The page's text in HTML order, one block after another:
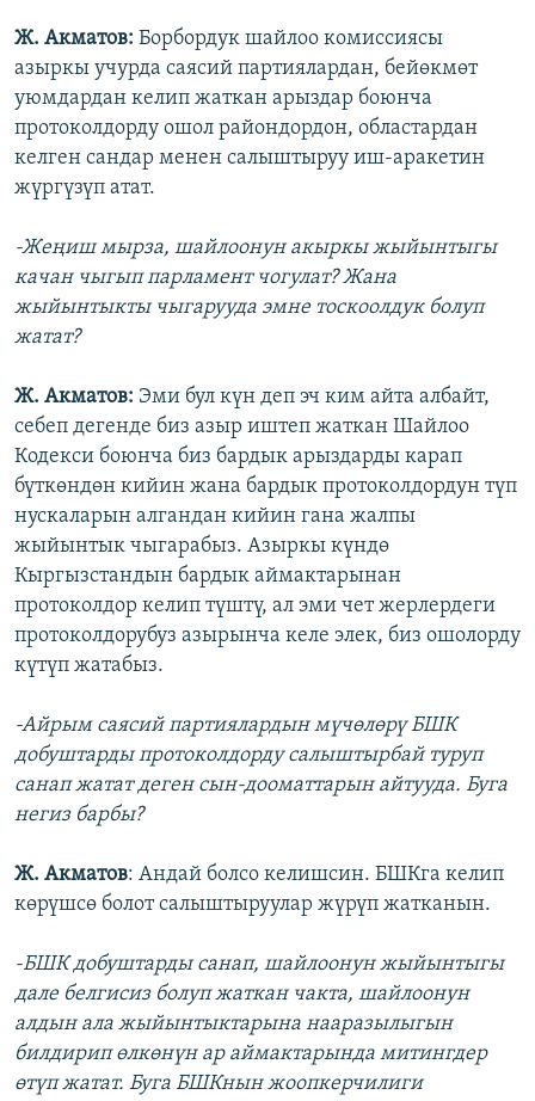
Ж. Акматов: Борбордук шайлоо комиссиясы
азыркы учурда саясий партиялардан, бейөкмөт
уюмдардан келип жаткан арыздар боюнча
протоколдорду ошол райондордон, областардан
келген сандар менен салыштыруу иш-аракетин
жүргүзүп атат.
-Жеңиш мырза, шайлоонун акыркы жыйынтыгы
качан чыгып парламент чогулат? Жана
жыйынтыкты чыгарууда эмне тоскоолдук болуп
жатат?
Ж. Акматов: Эми бул күн деп эч ким айта албайт,
себеп дегенде биз азыр иштеп жаткан Шайлоо
Кодекси боюнча биз бардык арыздарды карап
бүткөндөн кийин жана бардык протоколдордун түп
нускаларын алгандан кийин гана жалпы
жыйынтык чыгарабыз. Азыркы күндө
Кыргызстандын бардык аймактарынан
протоколдор келип түштү, ал эми чет жерлердеги
протоколдорубуз азырынча келе элек, биз ошолорду
күтүп жатабыз.
-Айрым саясий партиялардын мүчөлөрү БШК
добуштарды протоколдорду салыштырбай туруп
санап жатат деген сын-дооматтарын айтууда. Буга
негиз барбы?
Ж. Акматов: Андай болсо келишсин. БШКга келип
көрүшсө болот салыштыруулар жүрүп жатканын.
-БШК добуштарды санап, шайлоонун жыйынтыгы
дале белгисиз болуп жаткан чакта, шайлоонун
алдын ала жыйынтыктарына нааразылыгын
билдирип өлкөнүн ар аймактарында митингдер
өтүп жатат. Буга БШКнын жоопкерчилиги